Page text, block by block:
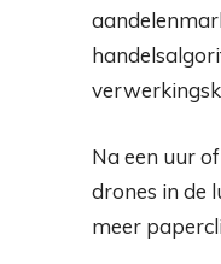
Na een uur
drones in de
meer